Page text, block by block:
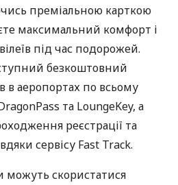
преміальною карткою
максимальний комфорт і
під час подорожей.
безкоштовний
в аеропортах по всьому
та LoungeKey, а
реєстрації та
сервісу Fast Track.
можуть скористатися